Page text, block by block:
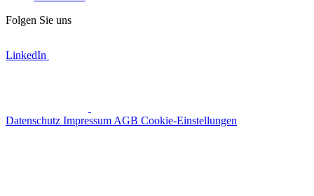
Folgen Sie uns
LinkedIn
Datenschutz Impressum AGB Cookie-Einstellungen